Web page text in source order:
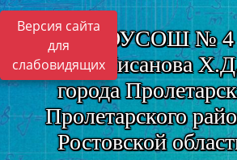
Версия сайта
для
слабовидящих
МБОУСОШ № 4
им. Нисанова
города
Пролетарского
Ростовской